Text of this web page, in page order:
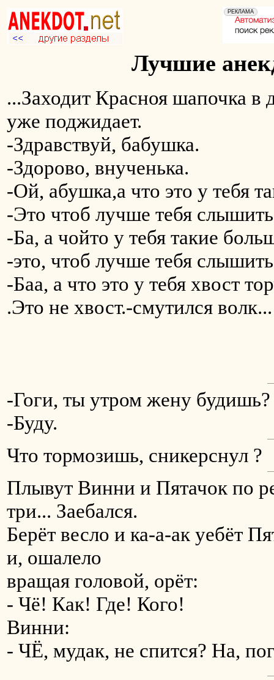
Лучшие
...Заходит Красноя шапочка в
уже поджидает.
-Здравствуй, бабушка.
-Здорово, внученька.
-Ой, абушка,а что это у тебя
-Это чтоб лучше тебя
-Ба, а чойто у тебя такие
-это, чтоб лучше тебя
-Баа, а что это у тебя хвост
.Это не хвост.-смутился волк...
-Гоги, ты утром жену будишь?
-Буду.
Что тормозишь, сникерснул ?
Плывут Винни и Пятачок по
три... Заебался.
Берёт весло и ка-а-ак уебёт
и, ошалело
вращая головой, орёт:
- Чё! Как! Где! Кого!
Винни:
- ЧЁ, мудак, не спится? На,